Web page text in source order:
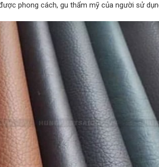
phong cách, gu thẩm mỹ của người sử